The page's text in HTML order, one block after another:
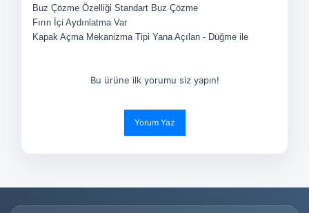
Buz Çözme Özelliği Standart Buz Çözme
Fırın İçi Aydınlatma Var
Kapak Açma Mekanizma Tipi Yana Açılan - Düğme ile
Bu ürüne ilk yorumu siz yapın!
Yorum Yaz